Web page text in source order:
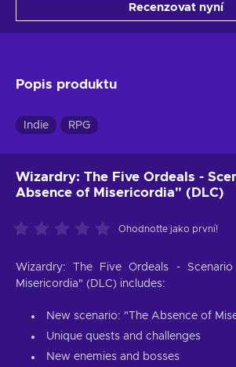
Recenzovat nyní
Popis produktu
Indie RPG
Wizardry: The Five Ordeals -
Absence of Misericordia" (DLC)
Ohodnoťte jako první!
Wizardry: The Five Ordeals -
Misericordia" (DLC) includes:
New scenario: "The Absence of
Unique quests and challenges
New enemies and bosses